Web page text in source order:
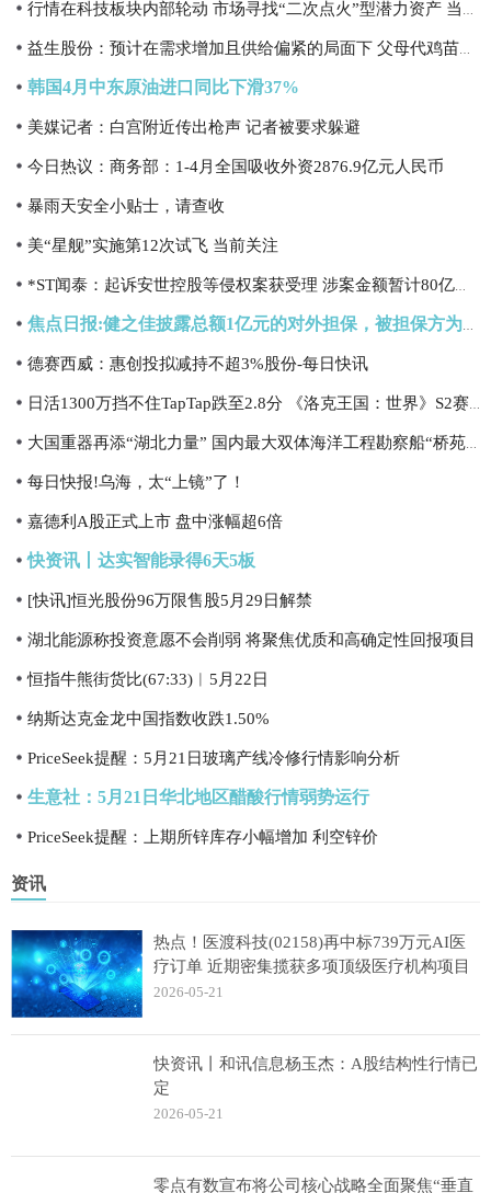
韩国4月中东原油进口同比下滑37%
美媒记者：白宫附近传出枪声 记者被要求躲避
今日热议：商务部：1-4月全国吸收外资2876.9亿元人民币
暴雨天安全小贴士，请查收
美“星舰”实施第12次试飞 当前关注
德赛西威：惠创投拟减持不超3%股份-每日快讯
每日快报!乌海，太“上镜”了！
嘉德利A股正式上市 盘中涨幅超6倍
快资讯丨达实智能录得6天5板
[快讯]恒光股份96万限售股5月29日解禁
湖北能源称投资意愿不会削弱 将聚焦优质和高确定性回报项目
恒指牛熊街货比(67:33)︱5月22日
纳斯达克金龙中国指数收跌1.50%
PriceSeek提醒：5月21日玻璃产线冷修行情影响分析
生意社：5月21日华北地区醋酸行情弱势运行
PriceSeek提醒：上期所锌库存小幅增加 利空锌价
资讯
热点！医渡科技(02158)再中标739万元AI医
疗订单 近期密集揽获多项顶级医疗机构项目
2026-05-21
快资讯丨和讯信息杨玉杰：A股结构性行情已
定
2026-05-21
零点有数宣布将公司核心战略全面聚焦“垂直